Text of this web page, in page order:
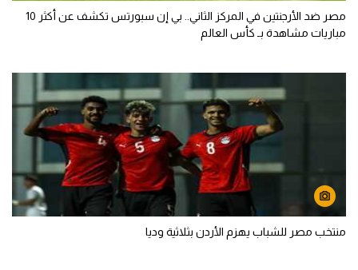
مصر ضد الأرجنتين في المركز الثاني.. بي إن سبورتس تكشف عن أكثر 10
مباريات مشاهدة بـ كأس العالم
منتخب مصر للشباب يهزم الأردن بثلاثية وديا